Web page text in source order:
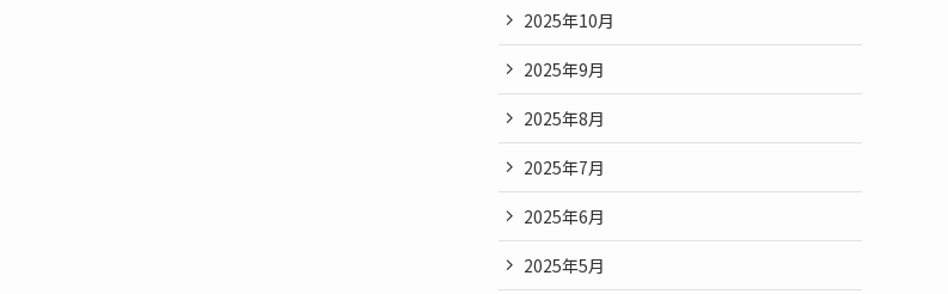
2025年10月
2025年9月
2025年8月
2025年7月
2025年6月
2025年5月